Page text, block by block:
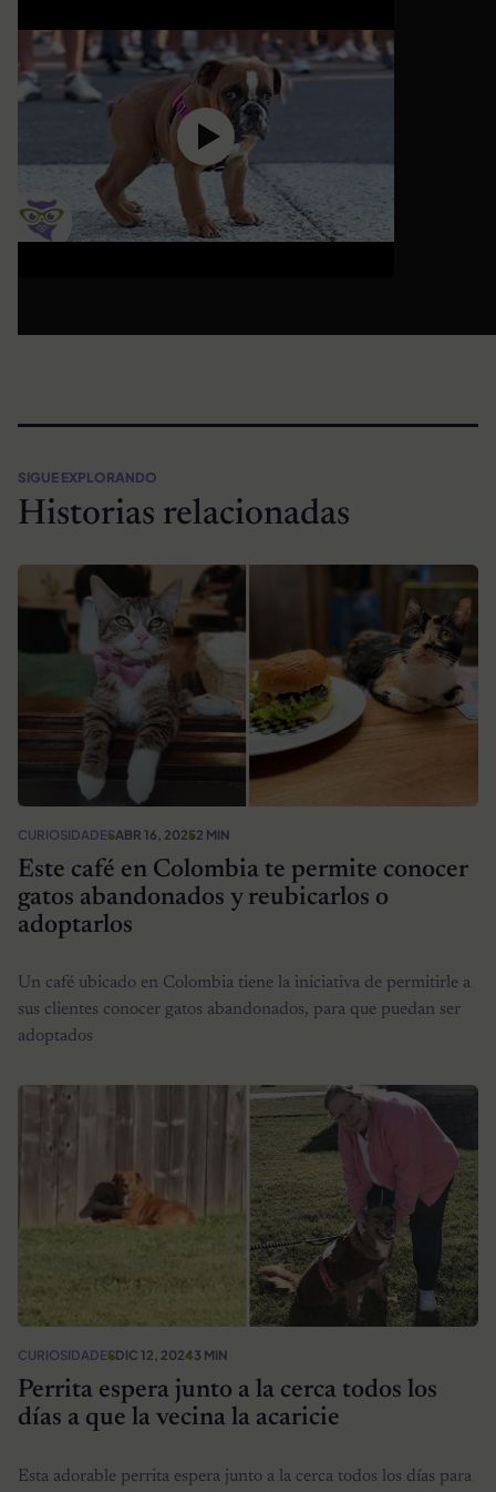
SIGUE EXPLORANDO
Historias relacionadas
CURIOSIDADESABR 16, 20252 MIN
Este café en Colombia te permite conocer
gatos abandonados y reubicarlos o
adoptarlos
Un café ubicado en Colombia tiene la iniciativa de permitirle a
sus clientes conocer gatos abandonados, para que puedan ser
adoptados
CURIOSIDADESDIC 12, 20243 MIN
Perrita espera junto a la cerca todos los
días a que la vecina la acaricie
Esta adorable perrita espera junto a la cerca todos los días para